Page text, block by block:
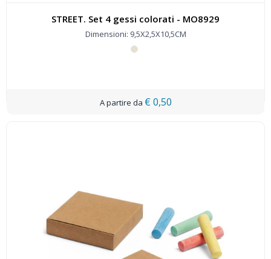
STREET. Set 4 gessi colorati - MO8929
Dimensioni: 9,5X2,5X10,5CM
€ 0,50